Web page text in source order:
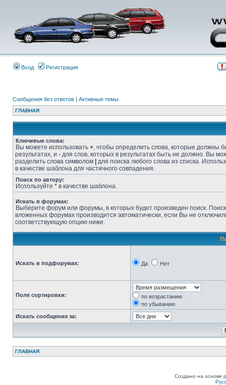
Вход Регистрация
Сообщения без ответов | Активные темы
ГЛАВНАЯ
Ключевые слова:
Вы можете использовать +, чтобы определить слова, которые должны
результатах, и - для слов, которых в результатах быть не должно. Вы
разделить слова символом
для поиска любого слова из списка.
в качестве шаблона для частичного совпадения.
Поиск по автору:
Используйте * в качестве шаблона.
Искать в форумах:
Выберите форум или форумы, в которых будет произведен поиск.
вложенных форумах производится автоматически, если Вы не
соответствующую опцию ниже.
Искать в подфорумах: Да Нет
Поле сортировки:
по возрастанию
по убыванию
Искать сообщения за:
ГЛАВНАЯ
Создано на основе